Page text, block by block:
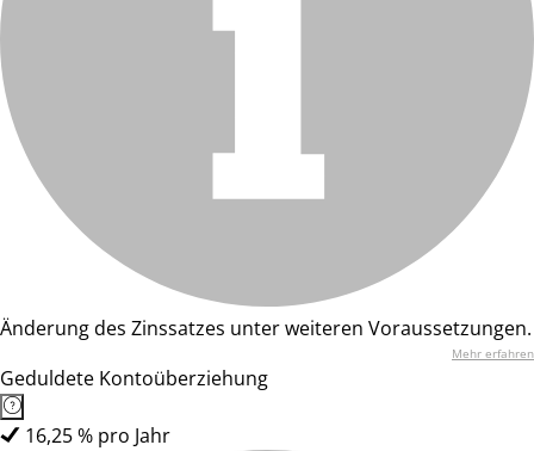
Änderung des Zinssatzes unter weiteren Voraussetzungen.
Mehr erfahren
Geduldete Kontoüberziehung
16,25 % pro Jahr